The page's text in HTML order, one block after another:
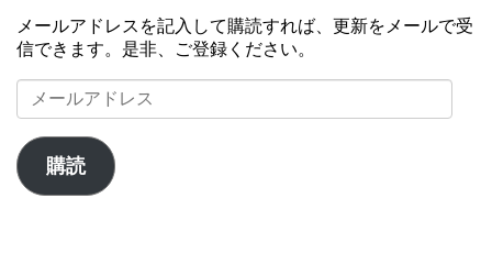
メールアドレスを記入して購読すれば、更新をメールで受
信できます。是非、ご登録ください。
メ
ー
ア
ド
購読